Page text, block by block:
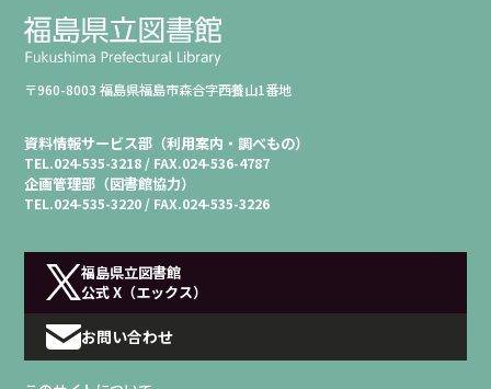
〒960-8003 福島県福島市森合字西養山1番地
資料情報サービス部（利用案内・調べもの）
TEL.024-535-3218 / FAX.024-536-4787
企画管理部（図書館協力）
TEL.024-535-3220 / FAX.024-535-3226
福島県立図書館
公式 X（エックス）
お問い合わせ